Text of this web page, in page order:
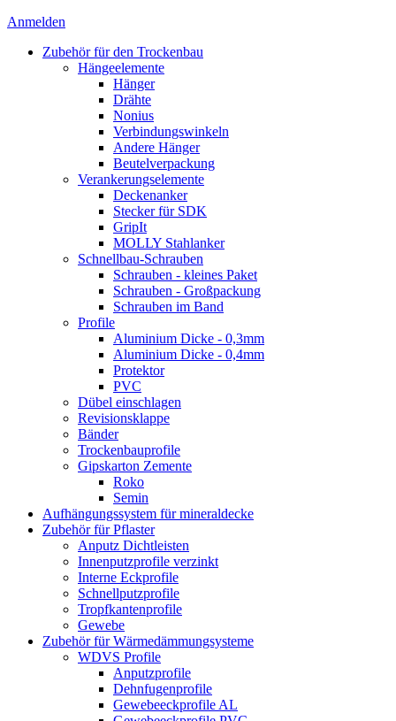
Anmelden
Zubehör für den Trockenbau
Hängeelemente
Hänger
Drähte
Nonius
Verbindungswinkeln
Andere Hänger
Beutelverpackung
Verankerungselemente
Deckenanker
Stecker für SDK
GripIt
MOLLY Stahlanker
Schnellbau-Schrauben
Schrauben - kleines Paket
Schrauben - Großpackung
Schrauben im Band
Profile
Aluminium Dicke - 0,3mm
Aluminium Dicke - 0,4mm
Protektor
PVC
Dübel einschlagen
Revisionsklappe
Bänder
Trockenbauprofile
Gipskarton Zemente
Roko
Semin
Aufhängungssystem für mineraldecke
Zubehör für Pflaster
Anputz Dichtleisten
Innenputzprofile verzinkt
Interne Eckprofile
Schnellputzprofile
Tropfkantenprofile
Gewebe
Zubehör für Wärmedämmungsysteme
WDVS Profile
Anputzprofile
Dehnfugenprofile
Gewebeeckprofile AL